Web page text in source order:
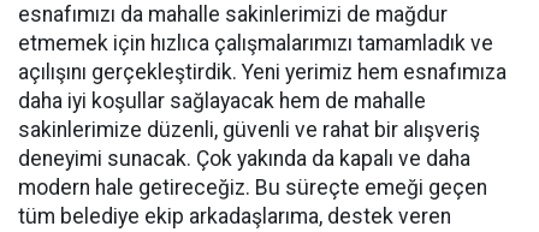
esnafımızı da mahalle sakinlerimizi de mağdur
etmemek için hızlıca çalışmalarımızı tamamladık ve
açılışını gerçekleştirdik. Yeni yerimiz hem esnafımıza
daha iyi koşullar sağlayacak hem de mahalle
sakinlerimize düzenli, güvenli ve rahat bir alışveriş
deneyimi sunacak. Çok yakında da kapalı ve daha
modern hale getireceğiz. Bu süreçte emeği geçen
tüm belediye ekip arkadaşlarıma, destek veren